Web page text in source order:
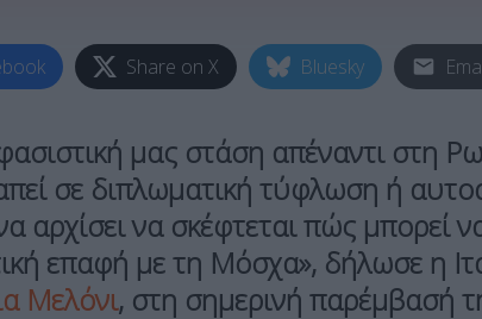
Share on X Bluesky
μας στάση απέναντι στη
σε διπλωματική τύφλωση ή
αρχίσει να σκέφτεται πώς μπορεί
επαφή με τη Μόσχα», δήλωσε η
Μελόνι, στη σημερινή παρέμβασή